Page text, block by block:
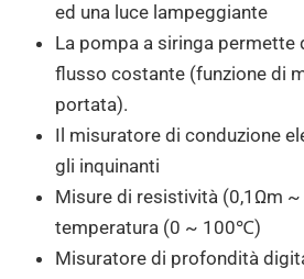
ed una luce lampeggiante
La pompa a siringa permette
flusso costante (funzione di
portata).
Il misuratore di conduzione
gli inquinanti
Misure di resistività (0,1Ωm
temperatura (0 ~ 100℃)
Misuratore di profondità